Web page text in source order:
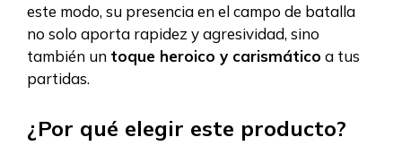
este modo, su presencia en el campo de batalla
no solo aporta rapidez y agresividad, sino
también un toque heroico y carismático a tus
partidas.
¿Por qué elegir este producto?